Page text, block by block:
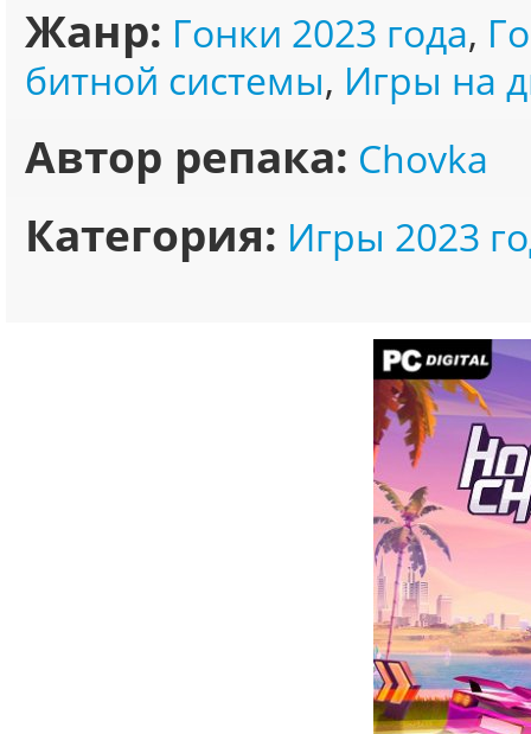
Жанр: Гонки 2023 года,
битной системы, Игры на
Автор репака: Chovka
Категория: Игры 2023